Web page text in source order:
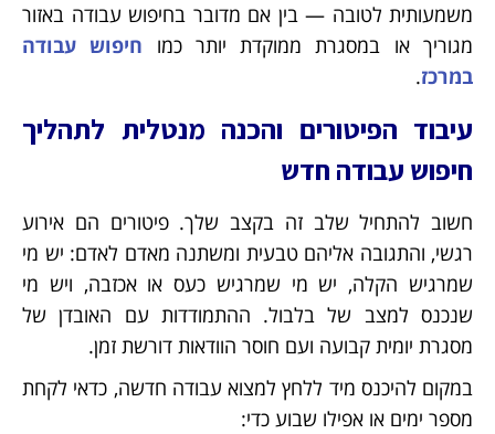
משמעותית לטובה — בין אם מדובר בחיפוש עבודה באזור
מגוריך או במסגרת ממוקדת יותר כמו
חיפוש עבודה
במרכז.
עיבוד הפיטורים והכנה מנטלית לתהליך
חיפוש עבודה חדש
חשוב להתחיל שלב זה בקצב שלך. פיטורים הם אירוע
רגשי, והתגובה אליהם טבעית ומשתנה מאדם לאדם: יש מי
שמרגיש הקלה, יש מי שמרגיש כעס או אכזבה, ויש מי
שנכנס למצב של בלבול. ההתמודדות עם האובדן של
מסגרת יומית קבועה ועם חוסר הוודאות דורשת זמן.
במקום להיכנס מיד ללחץ למצוא עבודה חדשה, כדאי לקחת
מספר ימים או אפילו שבוע כדי: